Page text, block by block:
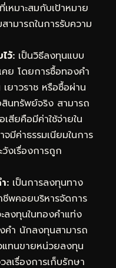
หมาะสมกับเป้าหมาย
ามารถในการรับความ
ว้: เป็นวิธีลงทุนแบบ
ย โดยการซื้อทองคำ
ยาวราช หรือซื้อผ่าน
นทรัพย์จริง สามารถ
สียคือมีค่าใช้จ่ายใน
มีค่าธรรมเนียมในการ
งเรื่องการถูก
: เป็นการลงทุนทาง
พคอยบริหารจัดการ
ลงทุนในทองคำแท่ง
ำ นักลงทุนสามารถ
ทนขายหน่วยลงทุน
เรื่องการเก็บรักษา